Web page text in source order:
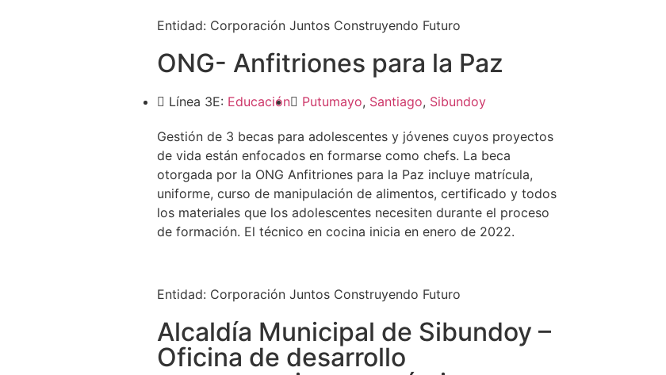
Entidad: Corporación Juntos Construyendo Futuro
ONG- Anfitriones para la Paz
Línea 3E: Educación Putumayo, Santiago, Sibundoy
Gestión de 3 becas para adolescentes y jóvenes cuyos proyectos
de vida están enfocados en formarse como chefs. La beca
otorgada por la ONG Anfitriones para la Paz incluye matrícula,
uniforme, curso de manipulación de alimentos, certificado y todos
los materiales que los adolescentes necesiten durante el proceso
de formación. El técnico en cocina inicia en enero de 2022.
Entidad: Corporación Juntos Construyendo Futuro
Alcaldía Municipal de Sibundoy –
Oficina de desarrollo